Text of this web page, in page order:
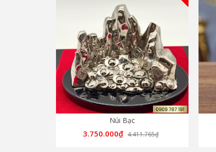
Núi Bạc
3.750.000₫ 4.411.765₫